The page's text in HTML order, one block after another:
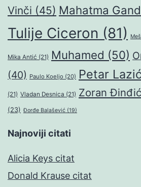
Vinči (45) Mahatma
Tulije Ciceron (81)
Mika Antić (21) Muhamed (50)
(40) Paulo Koeljo (20) Petar Lazić
(21) Vladan Desnica (21) Zoran Đinđić
(23) Đorđe Balašević (19)
Najnoviji citati
Alicia Keys citat
Donald Krause citat